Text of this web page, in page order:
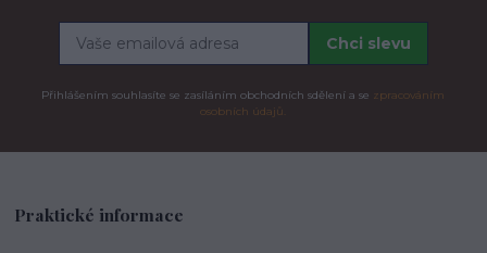
Chci slevu
Přihlášením souhlasíte se zasíláním obchodních sdělení a se zpracováním
osobních údajů.
Praktické informace